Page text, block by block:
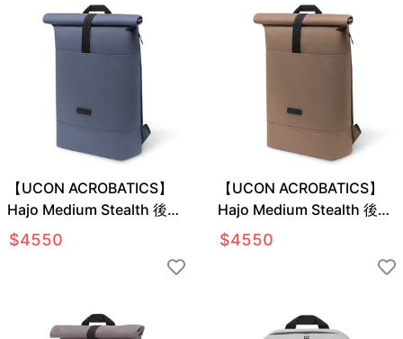
【UCON ACROBATICS】
Hajo Medium Stealth 後背
包
$4550
【UCON ACROBATICS】
Hajo Medium Stealth 後背
包
$4550